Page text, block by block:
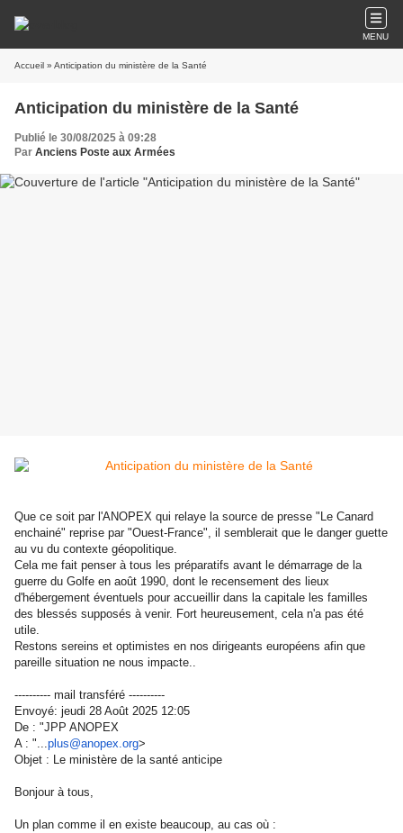
MENU
Accueil » Anticipation du ministère de la Santé
Anticipation du ministère de la Santé
Publié le 30/08/2025 à 09:28
Par Anciens Poste aux Armées
Que ce soit par l'ANOPEX qui relaye la source de presse "Le Canard
enchainé" reprise par "Ouest-France", il semblerait que le danger guette
au vu du contexte géopolitique.
Cela me fait penser à tous les préparatifs avant le démarrage de la
guerre du Golfe en août 1990, dont le recensement des lieux
d'hébergement éventuels pour accueillir dans la capitale les familles
des blessés supposés à venir. Fort heureusement, cela n'a pas été
utile.
Restons sereins et optimistes en nos dirigeants européens afin que
pareille situation ne nous impacte..
---------- mail transféré ----------
Envoyé: jeudi 28 Août 2025 12:05
De : "JPP ANOPEX
A : "...plus@anopex.org>
Objet : Le ministère de la santé anticipe
Bonjour à tous,
Un plan comme il en existe beaucoup, au cas où :